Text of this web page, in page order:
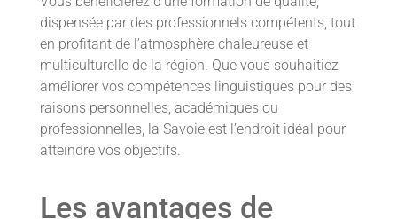
dispensée par des professionnels compétents, tout
en profitant de l’atmosphère chaleureuse et
multiculturelle de la région. Que vous souhaitiez
améliorer vos compétences linguistiques pour des
raisons personnelles, académiques ou
professionnelles, la Savoie est l’endroit idéal pour
atteindre vos objectifs.
Les avantages de